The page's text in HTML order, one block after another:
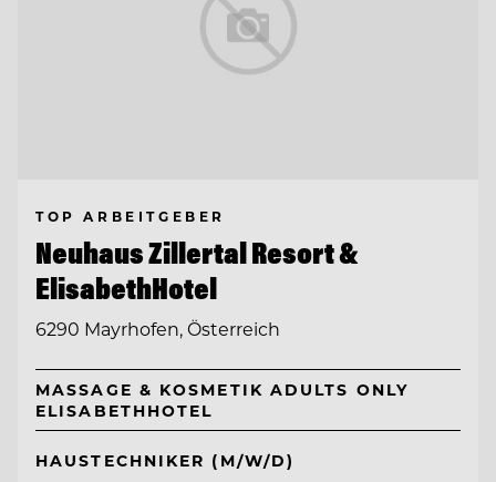
TOP ARBEITGEBER
Neuhaus Zillertal Resort &
ElisabethHotel
6290 Mayrhofen, Österreich
MASSAGE & KOSMETIK ADULTS ONLY
ELISABETHHOTEL
HAUSTECHNIKER (M/W/D)